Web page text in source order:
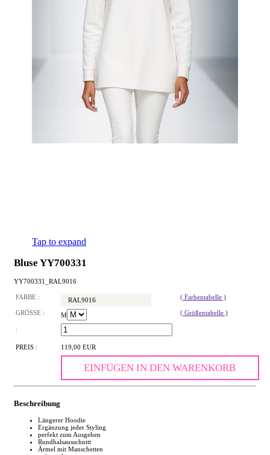
Tap to expand
Bluse YY700331
YY700331_RAL9016
FARBE : RAL9016 ( Farbentabelle )
GRÖSSE : M ( Größentabelle )
:
PREIS : 119,00 EUR
EINFÜGEN IN DEN WARENKORB
Beschreibung
Längerer Hoodie
Ergänzung jeder Styling
perfekt zum Ausgehen
Rundhalsausschnitt
Ärmel mit Manschetten